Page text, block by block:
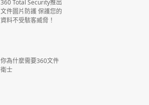
360 Total Security推出
文件圖片防護 保護您的
資料不受駭客威脅！
你為什麼需要360文件
衛士